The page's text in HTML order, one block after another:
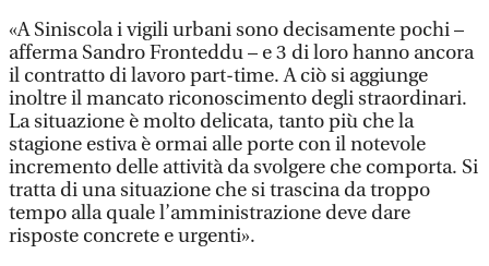
«A Siniscola i vigili urbani sono decisamente pochi –
afferma Sandro Fronteddu – e 3 di loro hanno ancora
il contratto di lavoro part-time. A ciò si aggiunge
inoltre il mancato riconoscimento degli straordinari.
La situazione è molto delicata, tanto più che la
stagione estiva è ormai alle porte con il notevole
incremento delle attività da svolgere che comporta. Si
tratta di una situazione che si trascina da troppo
tempo alla quale l’amministrazione deve dare
risposte concrete e urgenti».